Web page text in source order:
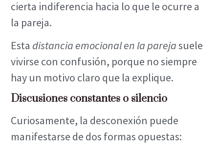
cierta indiferencia hacia lo que le ocurre a
la pareja.
Esta distancia emocional en la parejasuele
vivirse con confusión, porque no siempre
hay un motivo claro que la explique.
Discusiones constantes o silencio
Curiosamente, la desconexión puede
manifestarse de dos formas opuestas: